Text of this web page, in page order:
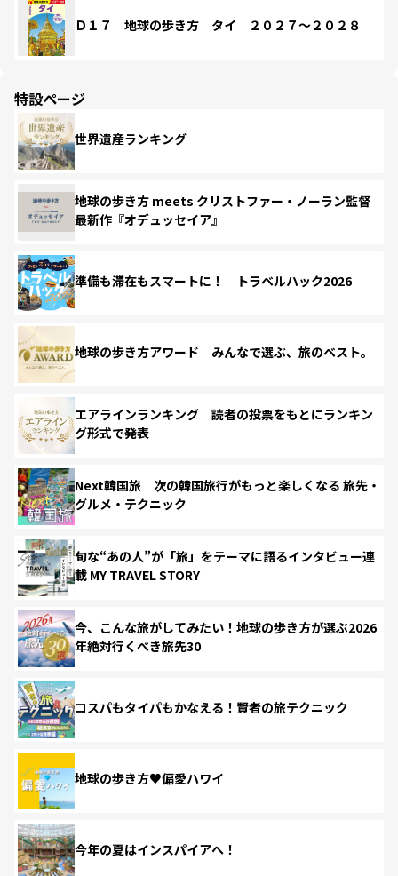
Ｄ１７ 地球の歩き方 タイ ２０２７～２０２８
特設ページ
世界遺産ランキング
地球の歩き方 meets クリストファー・ノーラン監督
最新作『オデュッセイア』
準備も滞在もスマートに！ トラベルハック2026
地球の歩き方アワード みんなで選ぶ、旅のベスト。
エアラインランキング 読者の投票をもとにランキン
グ形式で発表
Next韓国旅 次の韓国旅行がもっと楽しくなる 旅先・
グルメ・テクニック
旬な“あの人”が「旅」をテーマに語るインタビュー連
載 MY TRAVEL STORY
今、こんな旅がしてみたい！地球の歩き方が選ぶ2026
年絶対行くべき旅先30
コスパもタイパもかなえる！賢者の旅テクニック
地球の歩き方♥偏愛ハワイ
今年の夏はインスパイアへ！